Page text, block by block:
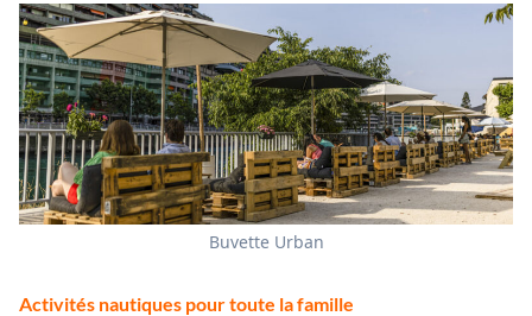
Buvette Urban
Activités nautiques pour toute la famille